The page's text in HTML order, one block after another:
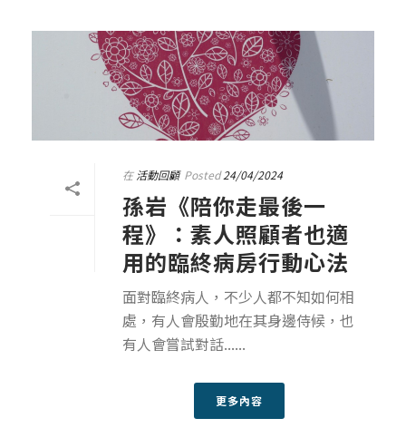
在 活動回顧 Posted 24/04/2024
孫岩《陪你走最後一
程》：素人照顧者也適
用的臨終病房行動心法
面對臨終病人，不少人都不知如何相
處，有人會殷勤地在其身邊侍候，也
有人會嘗試對話......
更多內容